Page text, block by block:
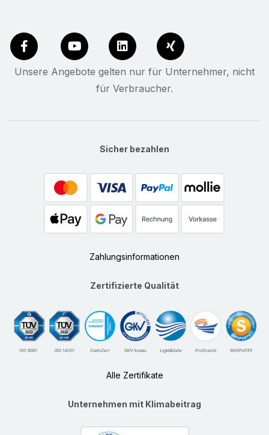
Unsere Angebote gelten nur für Unternehmer, nicht
für Verbraucher.
Sicher bezahlen
Zahlungsinformationen
Zertifizierte Qualität
Alle Zertifikate
Unternehmen mit Klimabeitrag